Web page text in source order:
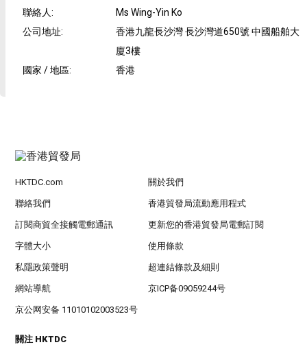
聯絡人:
Ms Wing-Yin Ko
公司地址:
香港九龍長沙灣 長沙灣道650號 中國船舶大
廈3樓
國家 / 地區: 香港
HKTDC.com 關於我們
聯絡我們 香港貿發局流動應用程式
訂閱商貿全接觸電郵通訊 更新您的香港貿發局電郵訂閱
字體大小 使用條款
私隱政策聲明 超連結條款及細則
網站導航 京ICP备09059244号
京公网安备 11010102003523号
關注 HKTDC